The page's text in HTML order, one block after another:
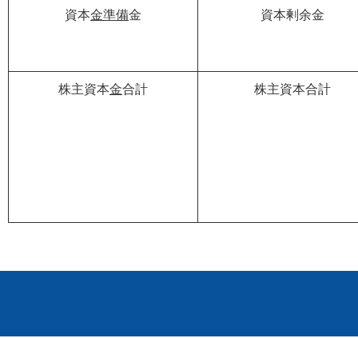
資本金準備金 資本剰余金
株主資本金合計 株主資本合計